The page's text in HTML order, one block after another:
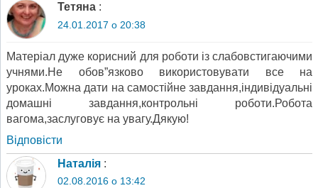
Тетяна :
24.01.2017 о 20:38
Матеріал дуже корисний для роботи із слабовстигаючими
учнями.Не обов”язково використовувати все на
уроках.Можна дати на самостійне завдання,індивідуальні
домашні завдання,контрольні роботи.Робота
вагома,заслуговує на увагу.Дякую!
Відповіcти
Наталія :
02.08.2016 о 13:42